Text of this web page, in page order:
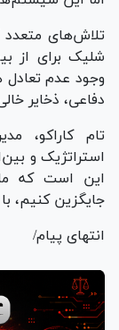
تلاش‌های متعدد
شلیک برای از
وجود عدم تعادل
دفاعی، ذخایر
تام کاراکو،
استراتژیک و
این است که ما
جایگزین کنیم،
انتهای پیام/